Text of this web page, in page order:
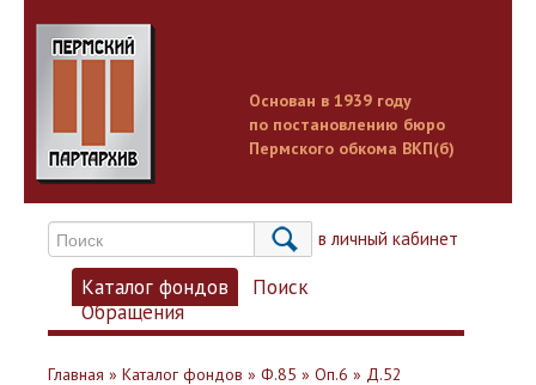
Основан в 1939 году
по постановлению бюро
Пермского обкома ВКП(б)
Вход в личный кабинет
Каталог фондов
Поиск
Обращения
Главная » Каталог фондов » Ф.85 » Оп.6 » Д.52